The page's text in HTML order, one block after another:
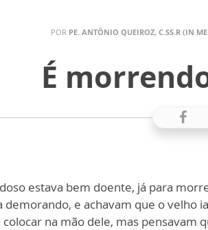
POR PE. ANTÔNIO QUEIROZ, C.SS.R (IN
É
estava bem doente, já para
demorando, e achavam que o velho
na mão dele, mas pensavam